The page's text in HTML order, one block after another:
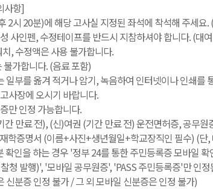
사항]
2시 20분)에 해당 고사실 지정된 좌석에 착석해 주세요
사인펜, 수정테이프를 반드시 지참하셔야 합니다. (대
, 수정액은 사용 불가합니다.
가합니다. (음료 포함)
일부를 옮겨 적거나 암기, 녹음하여 인터넷이나 인쇄를
사장에 오시기 바랍니다.
만 인정 가능합니다.
만료 전), (신)여권 (기간 만료 전) 운전면허증, 공무
학증명서 (이름+사진+생년월일+학교장직인 필수) (
확인을 하는 경우 '정부 24를 통한 주민등록증 모바일 확
청 발행)', '모바일 공무원증', 'PASS 주민등록증'만 인정
신분증 인정 불가 / 그 외 모바일 신분증은 인정 불가)